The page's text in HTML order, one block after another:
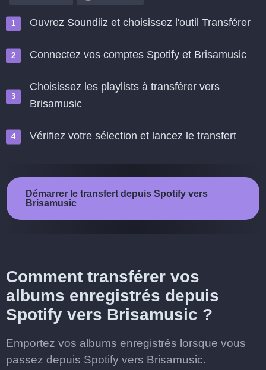
Ouvrez Soundiiz et choisissez l'outil Transférer
Connectez vos comptes Spotify et Brisamusic
Choisissez les playlists à transférer vers
Brisamusic
Vérifiez votre sélection et lancez le transfert
Démarrer le transfert depuis Spotify vers
Brisamusic
Comment transférer vos
albums enregistrés depuis
Spotify vers Brisamusic ?
Emportez vos albums enregistrés lorsque vous
passez depuis Spotify vers Brisamusic.